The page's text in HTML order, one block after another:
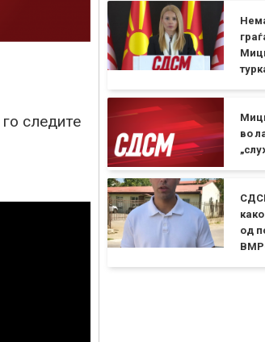
следите
во
од